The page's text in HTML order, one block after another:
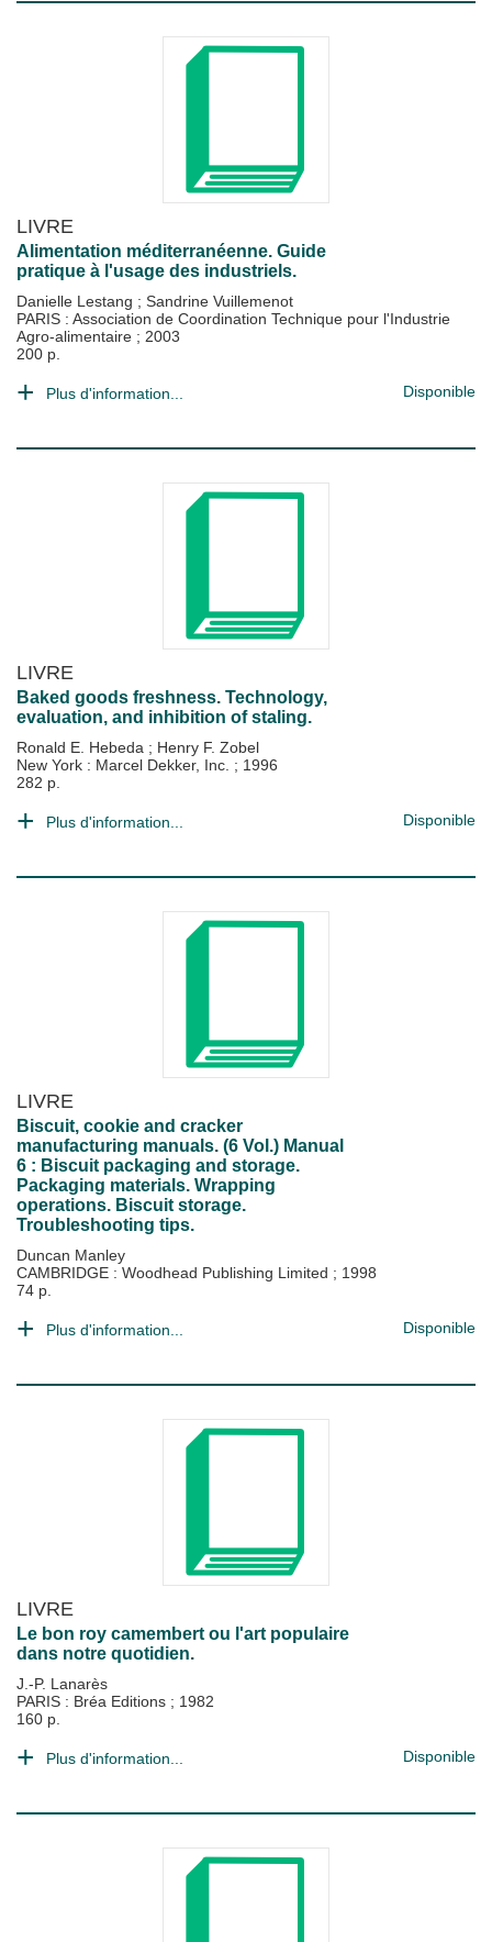
LIVRE
Alimentation méditerranéenne. Guide
pratique à l'usage des industriels.
Danielle Lestang ; Sandrine Vuillemenot
PARIS : Association de Coordination Technique pour l'Industrie
Agro-alimentaire ; 2003
200 p.
Plus d'information... Disponible
LIVRE
Baked goods freshness. Technology,
evaluation, and inhibition of staling.
Ronald E. Hebeda ; Henry F. Zobel
New York : Marcel Dekker, Inc. ; 1996
282 p.
Plus d'information... Disponible
LIVRE
Biscuit, cookie and cracker
manufacturing manuals. (6 Vol.) Manual
6 : Biscuit packaging and storage.
Packaging materials. Wrapping
operations. Biscuit storage.
Troubleshooting tips.
Duncan Manley
CAMBRIDGE : Woodhead Publishing Limited ; 1998
74 p.
Plus d'information... Disponible
LIVRE
Le bon roy camembert ou l'art populaire
dans notre quotidien.
J.-P. Lanarès
PARIS : Bréa Editions ; 1982
160 p.
Plus d'information... Disponible